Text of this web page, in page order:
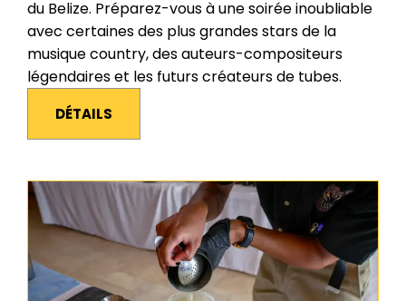
du Belize. Préparez-vous à une soirée inoubliable
avec certaines des plus grandes stars de la
musique country, des auteurs-compositeurs
légendaires et les futurs créateurs de tubes.
DÉTAILS